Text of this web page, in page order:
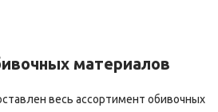
материалов
весь ассортимент обивочных